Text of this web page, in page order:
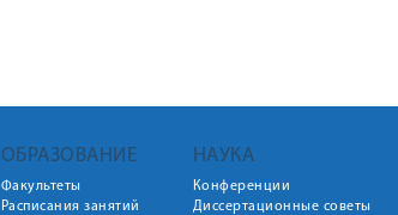
ОБРАЗОВАНИЕ
Факультеты
Расписания занятий
НАУКА
Конференции
Диссертационные советы